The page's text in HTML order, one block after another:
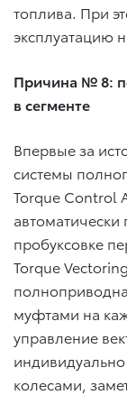
топлива. При
эксплуатацию
Причина № 8:
в сегменте
Впервые за
системы
Torque Control
пробуксовке
Torque
муфтами на
управление
колесами,